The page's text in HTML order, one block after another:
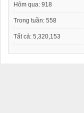
Hôm qua: 918
Trong tuần: 558
Tất cả: 5,320,153